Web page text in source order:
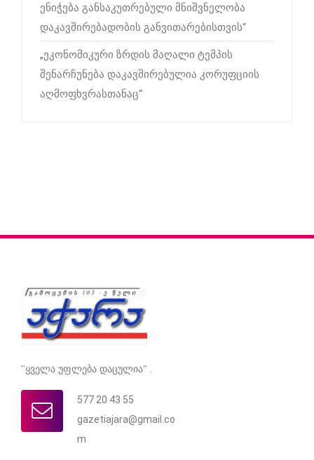
ენიჭება განსაკუთრებული მნიშვნელობა
დაკავშირებადობის განვითარებისთვის“
„ეკონომიკური ზრდის მაღალი ტემპის
შენარჩუნება დაკავშირებულია კორუფციის
აღმოფხვრასთანაც“
"ყველა უფლება დაცულია" .
577 20 43 55
gazetiajara@gmail.co
m